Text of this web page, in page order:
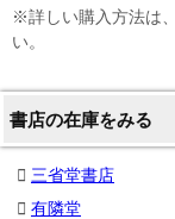
※詳しい購入方法は
い。
書店の在庫をみる
三省堂書店
有隣堂